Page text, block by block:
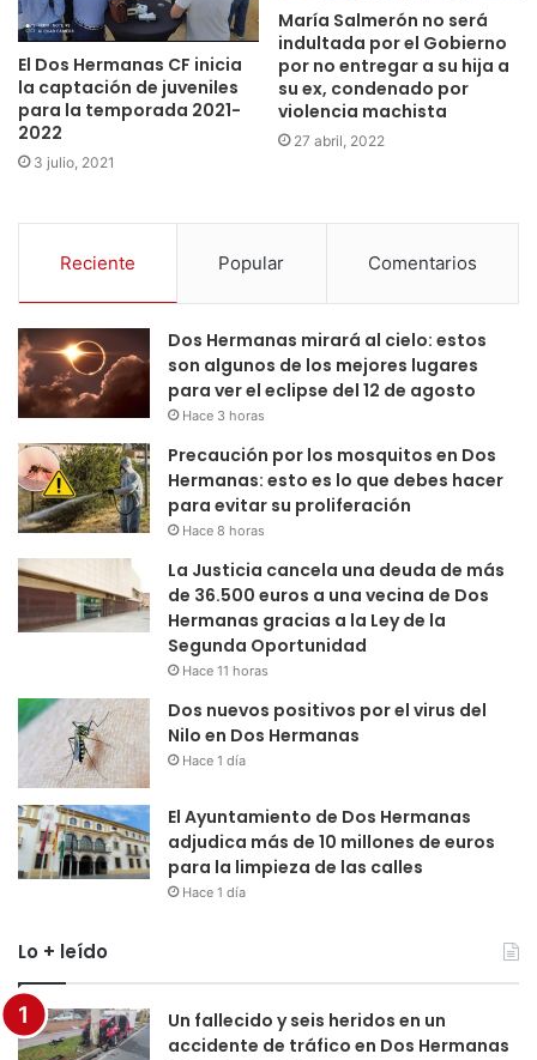
El Dos Hermanas CF inicia
la captación de juveniles
para la temporada 2021-
2022
3 julio, 2021
María Salmerón no será
indultada por el Gobierno
por no entregar a su hija a
su ex, condenado por
violencia machista
27 abril, 2022
Reciente Popular Comentarios
Dos Hermanas mirará al cielo: estos
son algunos de los mejores lugares
para ver el eclipse del 12 de agosto
Hace 3 horas
Precaución por los mosquitos en Dos
Hermanas: esto es lo que debes hacer
para evitar su proliferación
Hace 8 horas
La Justicia cancela una deuda de más
de 36.500 euros a una vecina de Dos
Hermanas gracias a la Ley de la
Segunda Oportunidad
Hace 11 horas
Dos nuevos positivos por el virus del
Nilo en Dos Hermanas
Hace 1 día
El Ayuntamiento de Dos Hermanas
adjudica más de 10 millones de euros
para la limpieza de las calles
Hace 1 día
Lo + leído
Un fallecido y seis heridos en un
accidente de tráfico en Dos Hermanas